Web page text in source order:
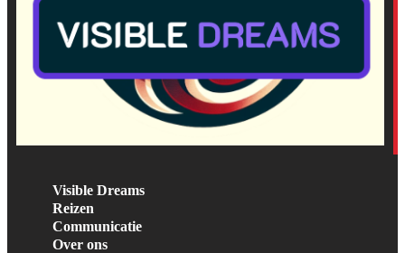
Visible Dreams
Reizen
Communicatie
Over ons